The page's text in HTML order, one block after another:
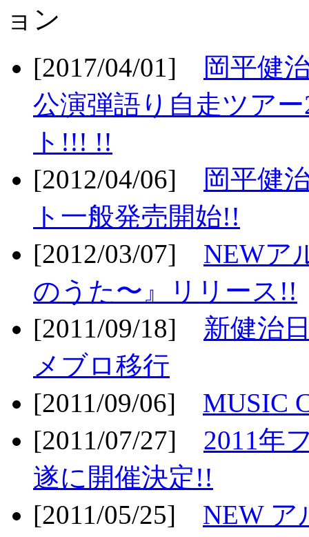
[2017/04/01]
岡平健
公演弾語り自走ツア
ト!!! !!
[2012/04/06]
岡平健
ト一般発売開始!!
[2012/03/07] NEWア
のうた〜』リリース!!
[2011/09/18] 新健治
メブロ移行
[2011/09/06] MUSIC
[2011/07/27] 2011年
遂に開催決定!!
[2011/05/25] NEW